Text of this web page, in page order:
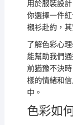
用於服裝設
你選擇一件
襯衫赴約，
了解色彩心
能幫助我們
前猶豫不決
樣的情緒和
中。
色彩如